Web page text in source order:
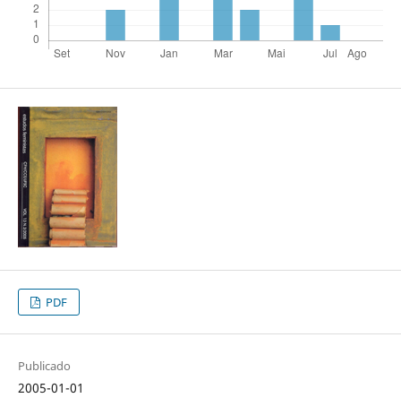
PDF
Publicado
2005-01-01